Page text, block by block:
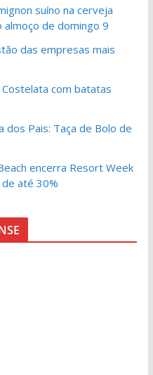
suíno na cerveja
de domingo 9
das empresas mais
com batatas
dos Pais: Taça de Bolo de
encerra Resort Week
até 30%